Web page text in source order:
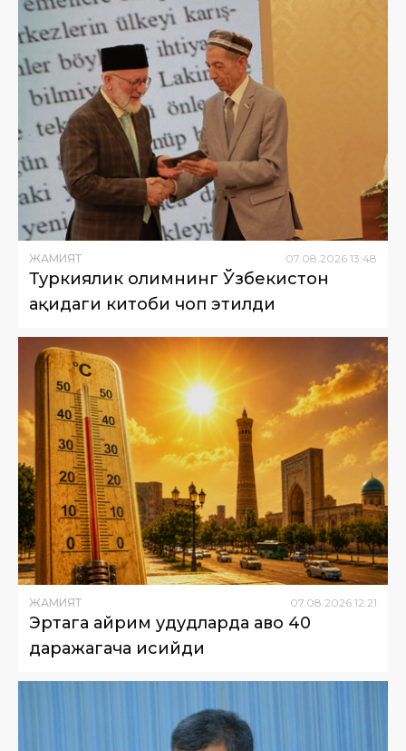
ЖАМИЯТ 07.08.2026 13:48
Туркиялик олимнинг Ўзбекистон
ҳақидаги китоби чоп этилди
ЖАМИЯТ 07 08 2026 12:21
Эртага айрим ҳудудларда ҳаво 40
даражагача исийди